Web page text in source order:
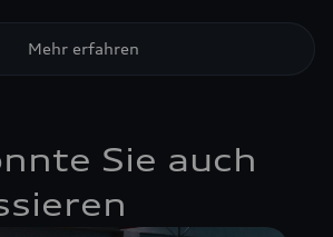
Mehr erfahren
Sie auch